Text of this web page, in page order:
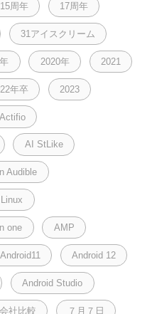
15周年 17周年
31アイスクリーム
2020年 2021
年卒 2023
Actifio
AI StLike
Audible
one AMP
Android11 Android 12
Android Studio
社比較 ７月７日